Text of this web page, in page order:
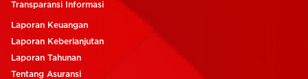
Transparansi Informasi
Laporan Keuangan
Laporan Keberlanjutan
Laporan Tahunan
Tentang Asuransi